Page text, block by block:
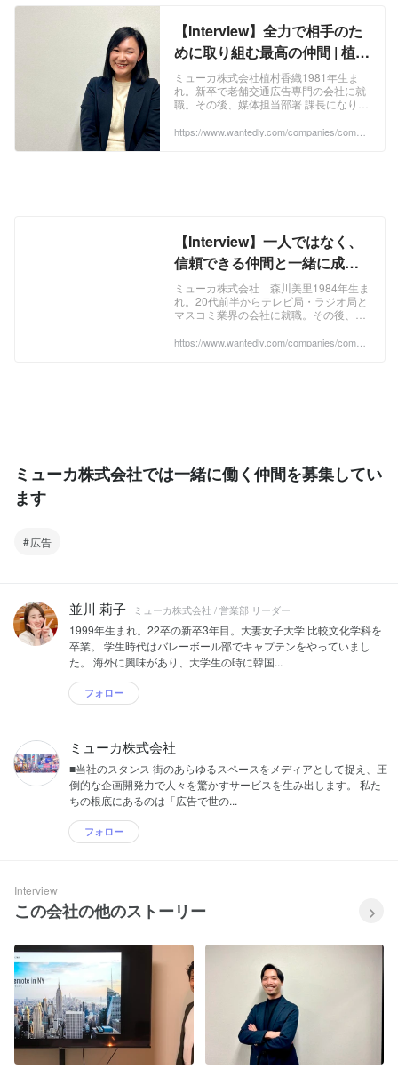
【Interview】全力で相手のた
めに取り組む最高の仲間 | 植村
香織 | Interview
ミューカ株式会社植村香織1981年生ま
れ。新卒で老舗交通広告専門の会社に就
職。その後、媒体担当部署 課長になり15
株式会社に入社。今年で入社5年目。全
https://www.wantedly.com/companies/compa
【Interview】一人ではなく、
信頼できる仲間と一緒に成長
できる会社 | 森川美里 |
Interview
ミューカ株式会社 森川美里1984年生ま
れ。20代前半からテレビ局・ラジオ局と
マスコミ業界の会社に就職。その後、芸
を退職後、2023年9月にミューカ株式会
https://www.wantedly.com/companies/compa
ミューカ株式会社では一緒に働く仲間を募集してい
ます
広告
並川 莉子 ミューカ株式会社 / 営業部 リーダー
1999年生まれ。22卒の新卒3年目。大妻女子大学 比較文化学科を
卒業。 学生時代はバレーボール部でキャプテンをやっていまし
た。 海外に興味があり、大学生の時に韓国...
フォロー
ミューカ株式会社
■当社のスタンス 街のあらゆるスペースをメディアとして捉え、圧
倒的な企画開発力で人々を驚かすサービスを生み出します。 私た
ちの根底にあるのは「広告で世の...
フォロー
Interview
この会社の他のストーリー